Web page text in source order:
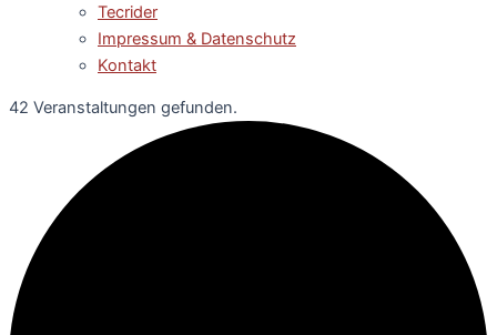
Tecrider
Impressum & Datenschutz
Kontakt
42 Veranstaltungen gefunden.